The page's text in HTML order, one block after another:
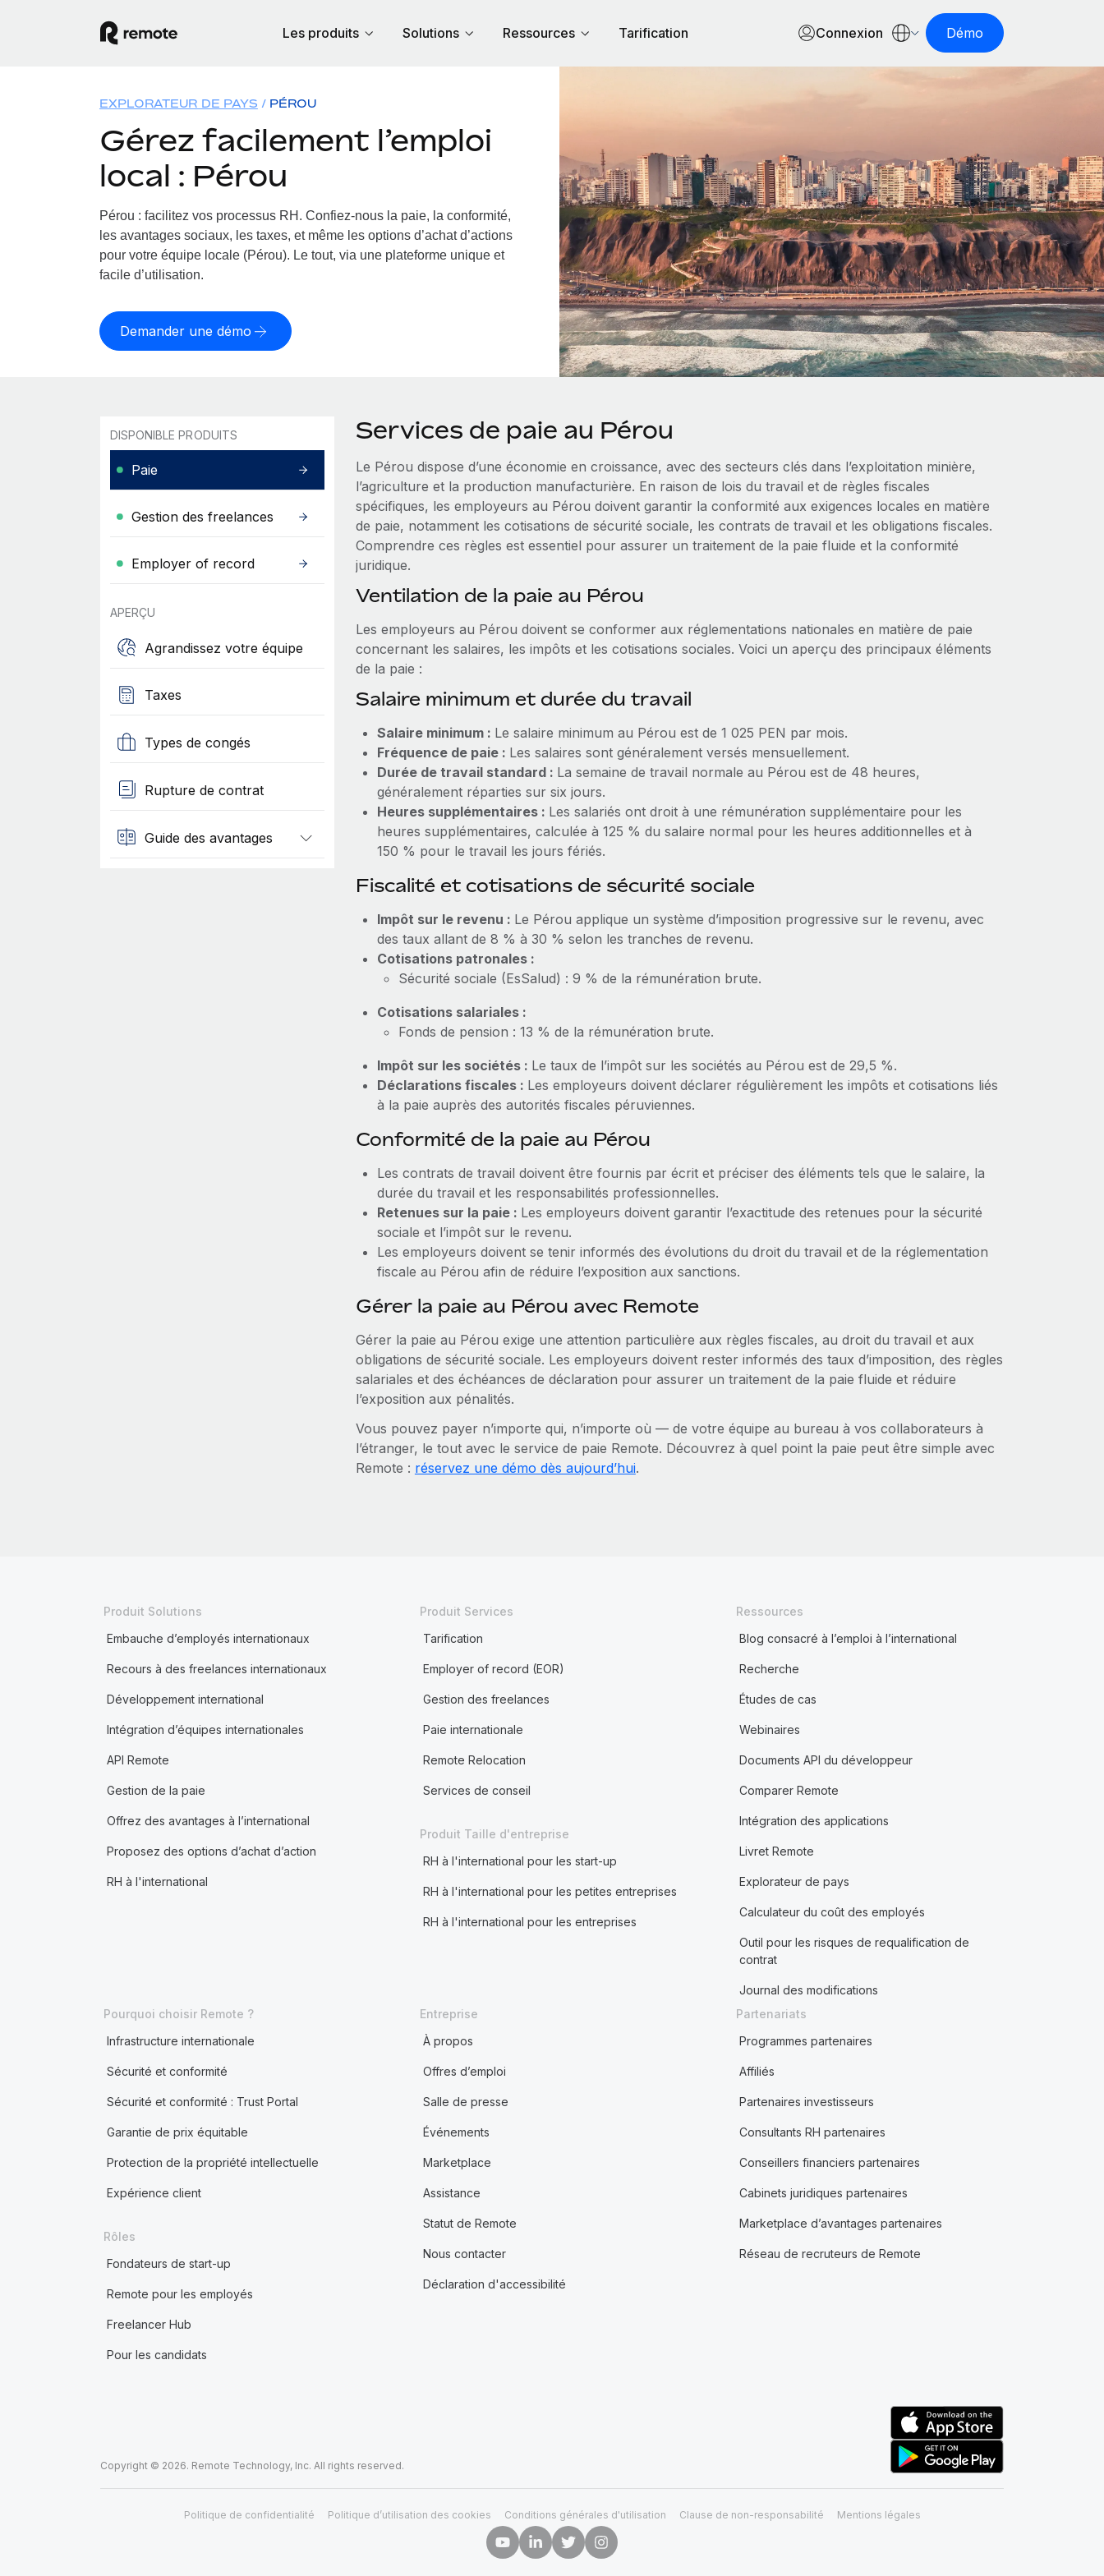
Les produits Solutions Ressources Tarification Connexion Démo
EXPLORATEUR DE PAYS PÉROU
Gérez facilement l’emploi
local : Pérou
Pérou : facilitez vos processus RH. Confiez-nous la paie, la conformité,
les avantages sociaux, les taxes, et même les options d’achat d’actions
pour votre équipe locale (Pérou). Le tout, via une plateforme unique et
facile d’utilisation.
Demander une démo
DISPONIBLE PRODUITS
Paie
Gestion des freelances
Employer of record
APERÇU
Agrandissez votre équipe
Taxes
Types de congés
Rupture de contrat
Guide des avantages
Services de paie au Pérou
Le Pérou dispose d’une économie en croissance, avec des secteurs clés dans l’exploitation minière,
l’agriculture et la production manufacturière. En raison de lois du travail et de règles fiscales
spécifiques, les employeurs au Pérou doivent garantir la conformité aux exigences locales en matière
de paie, notamment les cotisations de sécurité sociale, les contrats de travail et les obligations fiscales.
Comprendre ces règles est essentiel pour assurer un traitement de la paie fluide et la conformité
juridique.
Ventilation de la paie au Pérou
Les employeurs au Pérou doivent se conformer aux réglementations nationales en matière de paie
concernant les salaires, les impôts et les cotisations sociales. Voici un aperçu des principaux éléments
de la paie :
Salaire minimum et durée du travail
Salaire minimum : Le salaire minimum au Pérou est de 1 025 PEN par mois.
Fréquence de paie : Les salaires sont généralement versés mensuellement.
Durée de travail standard : La semaine de travail normale au Pérou est de 48 heures,
généralement réparties sur six jours.
Heures supplémentaires : Les salariés ont droit à une rémunération supplémentaire pour les
heures supplémentaires, calculée à 125 % du salaire normal pour les heures additionnelles et à
150 % pour le travail les jours fériés.
Fiscalité et cotisations de sécurité sociale
Impôt sur le revenu : Le Pérou applique un système d’imposition progressive sur le revenu, avec
des taux allant de 8 % à 30 % selon les tranches de revenu.
Cotisations patronales :
Sécurité sociale (EsSalud) : 9 % de la rémunération brute.
Cotisations salariales :
Fonds de pension : 13 % de la rémunération brute.
Impôt sur les sociétés : Le taux de l’impôt sur les sociétés au Pérou est de 29,5 %.
Déclarations fiscales : Les employeurs doivent déclarer régulièrement les impôts et cotisations liés
à la paie auprès des autorités fiscales péruviennes.
Conformité de la paie au Pérou
Les contrats de travail doivent être fournis par écrit et préciser des éléments tels que le salaire, la
durée du travail et les responsabilités professionnelles.
Retenues sur la paie : Les employeurs doivent garantir l’exactitude des retenues pour la sécurité
sociale et l’impôt sur le revenu.
Les employeurs doivent se tenir informés des évolutions du droit du travail et de la réglementation
fiscale au Pérou afin de réduire l’exposition aux sanctions.
Gérer la paie au Pérou avec Remote
Gérer la paie au Pérou exige une attention particulière aux règles fiscales, au droit du travail et aux
obligations de sécurité sociale. Les employeurs doivent rester informés des taux d’imposition, des règles
salariales et des échéances de déclaration pour assurer un traitement de la paie fluide et réduire
l’exposition aux pénalités.
Vous pouvez payer n’importe qui, n’importe où — de votre équipe au bureau à vos collaborateurs à
l’étranger, le tout avec le service de paie Remote. Découvrez à quel point la paie peut être simple avec
Remote : réservez une démo dès aujourd’hui.
Produit Solutions
Embauche d’employés internationaux
Recours à des freelances internationaux
Développement international
Intégration d’équipes internationales
API Remote
Gestion de la paie
Offrez des avantages à l’international
Proposez des options d’achat d’action
RH à l'international
Produit Services
Tarification
Employer of record (EOR)
Gestion des freelances
Paie internationale
Remote Relocation
Services de conseil
Produit Taille d'entreprise
RH à l'international pour les start-up
RH à l'international pour les petites entreprises
RH à l'international pour les entreprises
Ressources
Blog consacré à l’emploi à l’international
Recherche
Études de cas
Webinaires
Documents API du développeur
Comparer Remote
Intégration des applications
Livret Remote
Explorateur de pays
Calculateur du coût des employés
Outil pour les risques de requalification de
contrat
Journal des modifications
Pourquoi choisir Remote ?
Infrastructure internationale
Sécurité et conformité
Sécurité et conformité : Trust Portal
Garantie de prix équitable
Protection de la propriété intellectuelle
Expérience client
Rôles
Fondateurs de start-up
Remote pour les employés
Freelancer Hub
Pour les candidats
Entreprise
À propos
Offres d’emploi
Salle de presse
Événements
Marketplace
Assistance
Statut de Remote
Nous contacter
Déclaration d'accessibilité
Partenariats
Programmes partenaires
Affiliés
Partenaires investisseurs
Consultants RH partenaires
Conseillers financiers partenaires
Cabinets juridiques partenaires
Marketplace d’avantages partenaires
Réseau de recruteurs de Remote
Copyright © 2026. Remote Technology, Inc. All rights reserved.
Politique de confidentialité Politique d’utilisation des cookies Conditions générales d'utilisation Clause de non-responsabilité Mentions légales